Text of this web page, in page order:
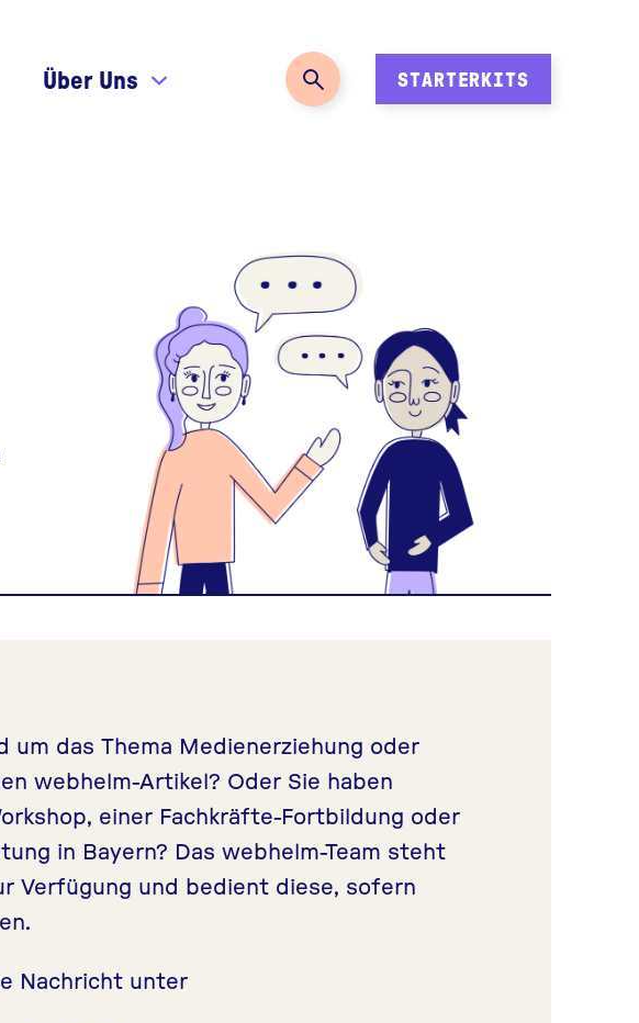
Über Uns STARTERKITS
um das Thema Medienerziehung oder
webhelm-Artikel? Oder Sie haben
einer Fachkräfte-Fortbildung oder
in Bayern? Das webhelm-Team steht
Verfügung und bedient diese, sofern
Nachricht unter